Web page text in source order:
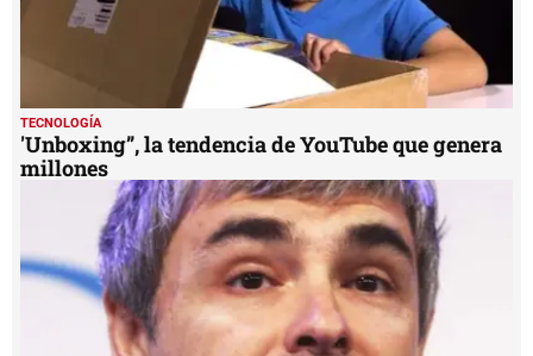
TECNOLOGÍA
'Unboxing”, la tendencia de YouTube que genera
millones